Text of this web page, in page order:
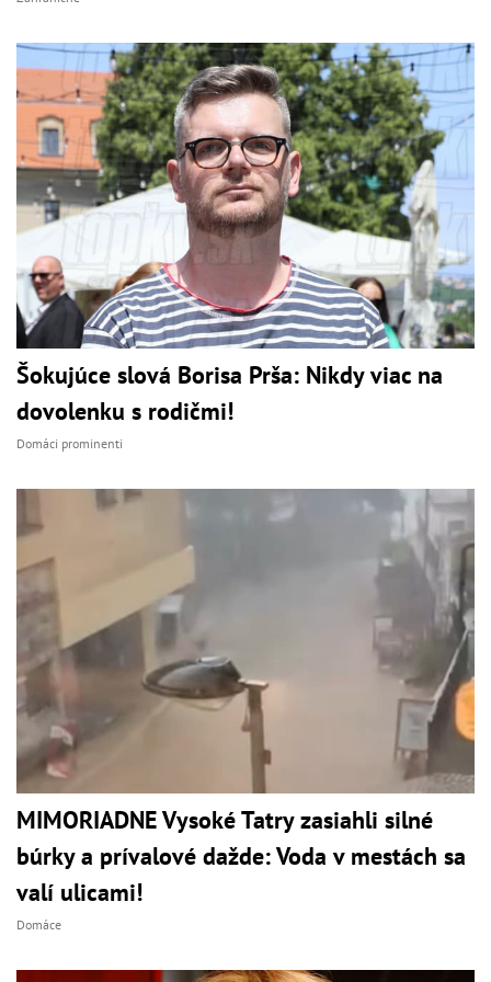
Šokujúce slová Borisa Prša: Nikdy viac na
dovolenku s rodičmi!
Domáci prominenti
MIMORIADNE Vysoké Tatry zasiahli silné
búrky a prívalové dažde: Voda v mestách sa
valí ulicami!
Domáce